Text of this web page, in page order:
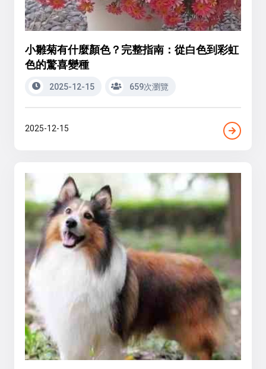
小雛菊有什麼顏色？完整指南：從白色到彩虹
色的驚喜變種
2025-12-15 659次瀏覽
2025-12-15